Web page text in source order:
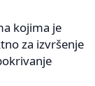
kojima je
za izvršenje